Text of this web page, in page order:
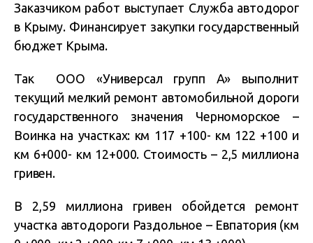
Заказчиком работ выступает Служба автодорог
в Крыму. Финансирует закупки государственный
бюджет Крыма.
Так ООО «Универсал групп А» выполнит
текущий мелкий ремонт автомобильной дороги
государственного значения Черноморское –
Воинка на участках: км 117 +100- км 122 +100 и
км 6+000- км 12+000. Стоимость – 2,5 миллиона
гривен.
В 2,59 миллиона гривен обойдется ремонт
участка автодороги Раздольное – Евпатория (км